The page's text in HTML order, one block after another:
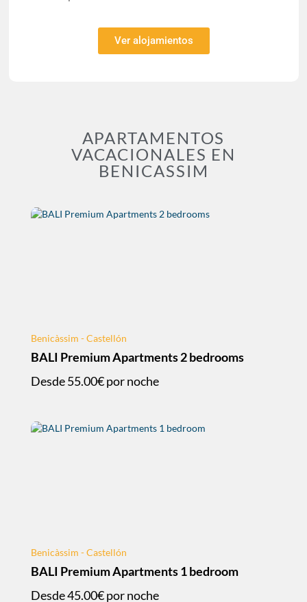
Ver alojamientos
APARTAMENTOS
VACACIONALES EN
BENICASSIM
Benicàssim - Castellón
BALI Premium Apartments 2 bedrooms
Desde55.00€por noche
Benicàssim - Castellón
BALI Premium Apartments 1 bedroom
Desde45.00€por noche